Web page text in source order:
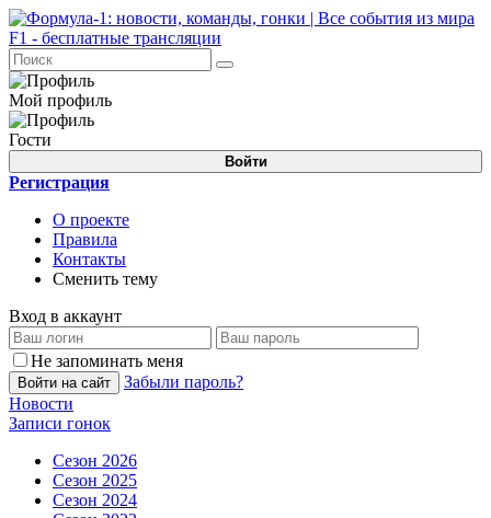
Мой профиль
Гости
Войти
Регистрация
О проекте
Правила
Контакты
Сменить тему
Вход в аккаунт
Не запоминать меня
Войти на сайт
Забыли пароль?
Новости
Записи гонок
Сезон 2026
Сезон 2025
Сезон 2024